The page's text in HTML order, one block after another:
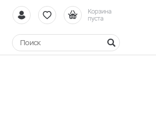
Корзина
пуста